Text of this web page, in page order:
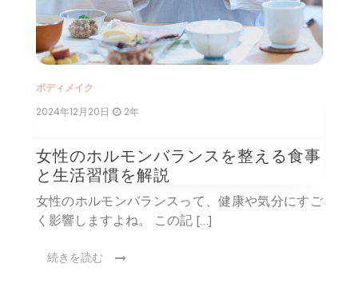
ボディメイク
2024年12月20日 2年
女性のホルモンバランスを整える食事
と生活習慣を解説
女性のホルモンバランスって、健康や気分にすご
く影響しますよね。 この記 […]
続きを読む